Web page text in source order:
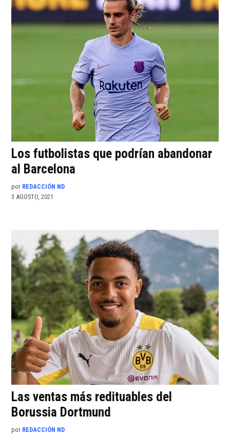
Los futbolistas que podrían abandonar
al Barcelona
por REDACCIÓN ND
3 AGOSTO, 2021
Las ventas más redituables del
Borussia Dortmund
por REDACCIÓN ND